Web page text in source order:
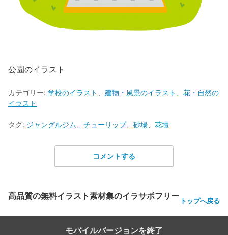
公園のイラスト
カテゴリー: 学校のイラスト 建物・風景のイラスト
花・自然の
イラスト
タグ: ジャングルジム チューリップ、 砂場 花壇
コメントする
高品質の無料イラスト素材集のイラサポフリー トップへ戻る
モバイルバージョンを終了